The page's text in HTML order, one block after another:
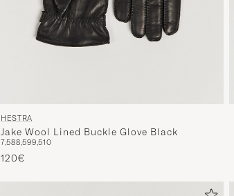
HESTRA
Jake Wool Lined Buckle Glove Black
7,588,599,510
120€